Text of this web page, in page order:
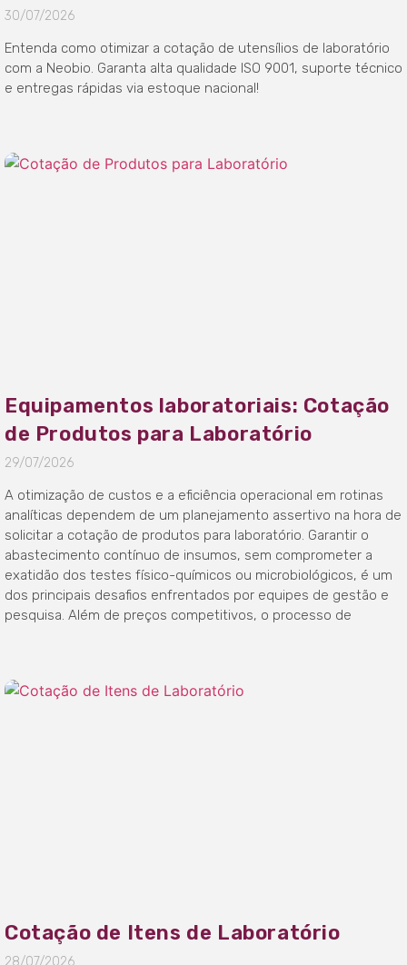
30/07/2026
Entenda como otimizar a cotação de utensílios de laboratório
com a Neobio. Garanta alta qualidade ISO 9001, suporte técnico
e entregas rápidas via estoque nacional!
Equipamentos laboratoriais: Cotação
de Produtos para Laboratório
29/07/2026
A otimização de custos e a eficiência operacional em rotinas
analíticas dependem de um planejamento assertivo na hora de
solicitar a cotação de produtos para laboratório. Garantir o
abastecimento contínuo de insumos, sem comprometer a
exatidão dos testes físico-químicos ou microbiológicos, é um
dos principais desafios enfrentados por equipes de gestão e
pesquisa. Além de preços competitivos, o processo de
Cotação de Itens de Laboratório
28/07/2026